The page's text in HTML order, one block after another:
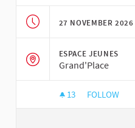
27 NOVEMBER 2026
ESPACE JEUNES
Grand'Place
13 13 FOLLOWERS
FOLLOW